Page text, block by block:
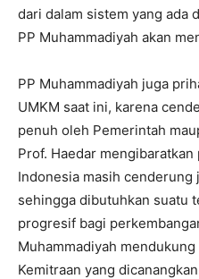
dari dalam sistem yang ada
PP Muhammadiyah akan
PP Muhammadiyah juga
UMKM saat ini, karena
penuh oleh Pemerintah
Prof. Haedar
Indonesia masih cenderung
sehingga dibutuhkan suatu
progresif bagi
Muhammadiyah
Kemitraan yang